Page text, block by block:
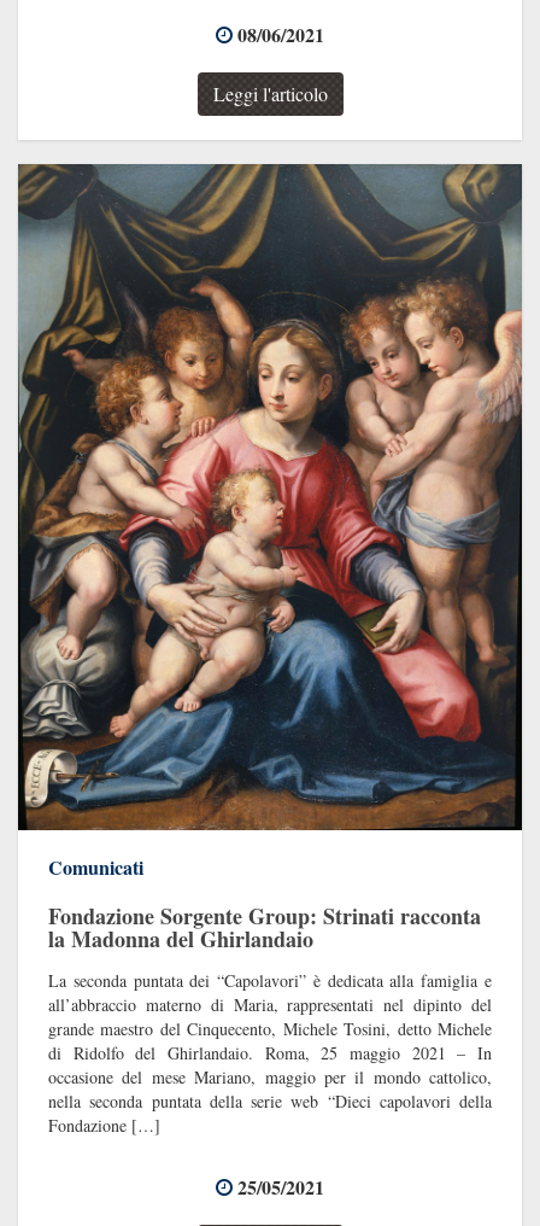
08/06/2021
Leggi l'articolo
Comunicati
Fondazione Sorgente Group: Strinati racconta
la Madonna del Ghirlandaio
La seconda puntata dei “Capolavori” è dedicata alla famiglia e
all’abbraccio materno di Maria, rappresentati nel dipinto del
grande maestro del Cinquecento, Michele Tosini, detto Michele
di Ridolfo del Ghirlandaio. Roma, 25 maggio 2021 – In
occasione del mese Mariano, maggio per il mondo cattolico,
nella seconda puntata della serie web “Dieci capolavori della
Fondazione […]
25/05/2021